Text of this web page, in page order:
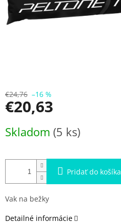
€24,76 –16 %
€20,63
cena:
Skladom (5 ks)
Pridať do košíka
Vak na bežky
Detailné informácie